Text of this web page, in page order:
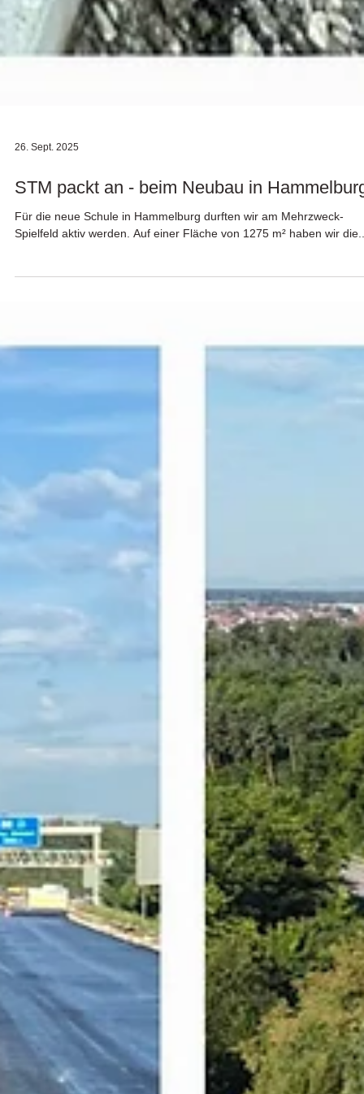
STM packt an - beim Neubau in
Für die neue Schule in Hammelburg durften wir am Mehrzweck-
Spielfeld aktiv werden. Auf einer Fläche von 1275 m² haben wir